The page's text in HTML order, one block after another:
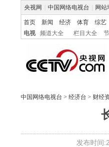
央视网 中国网络电视台 网站
首页 新闻 经济 体育 综艺
电视
频道大全 栏目大全
中国网络电视台 > 经济台 > 财经
发布时间